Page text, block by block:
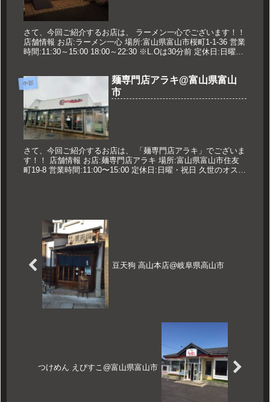
さて、今回ご紹介するお店は、 ラーメン一心でございます！！
店舗情報 お店:ラーメン一心 場所:富山県富山市桜町1-1-36 営業
時間:11:30～15:00 18:00～22:30 ※L.Oは30分前 定休日:日曜日
中部
麺専門店アラキ@富山県富山
市
さて、今回ご紹介するお店は、 「麺専門店アラキ」でございま
す！！ 店舗情報 お店:麺専門店アラキ 場所:富山県富山市住友
町19-8 営業時間:11:00〜15:00 定休日:日曜・祝日 久世のオスス
豆天狗 高山本店@岐阜県高山市
つけめん えびすこ@富山県富山市